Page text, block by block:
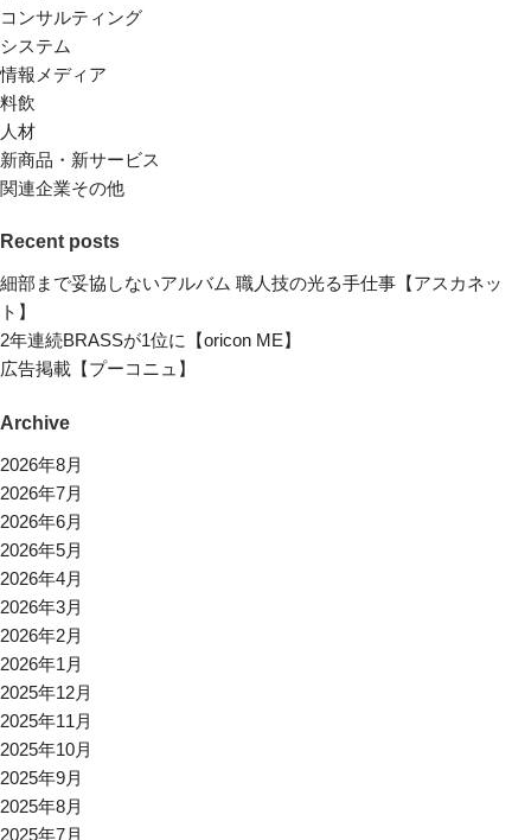
コンサルティング
システム
情報メディア
料飲
人材
新商品・新サービス
関連企業その他
Recent posts
細部まで妥協しないアルバム 職人技の光る手仕事【アスカネッ
ト】
2年連続BRASSが1位に【oricon ME】
広告掲載【プーコニュ】
Archive
2026年8月
2026年7月
2026年6月
2026年5月
2026年4月
2026年3月
2026年2月
2026年1月
2025年12月
2025年11月
2025年10月
2025年9月
2025年8月
2025年7月